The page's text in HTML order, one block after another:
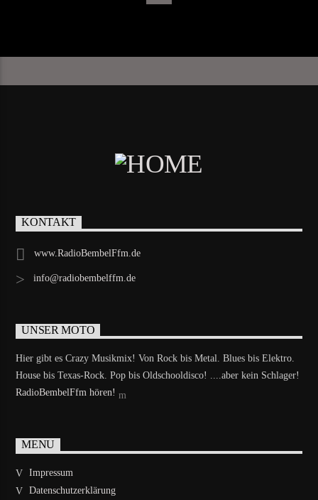
KONTAKT
www.RadioBembelFfm.de
info@radiobembelffm.de
UNSER MOTO
Hier gibt es Crazy Musikmix! Von Rock bis Metal. Blues bis Elektro.
House bis Texas-Rock. Pop bis Oldschooldisco! ....aber kein Schlager!
RadioBembelFfm hören!
MENU
Impressum
Datenschutzerklärung